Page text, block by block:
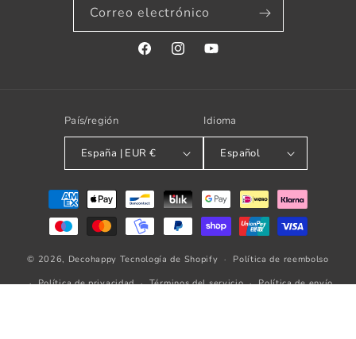
Correo electrónico
FacebookInstagramYouTube
País/región
España | EUR €
Idioma
Español
Formas
pago
© 2026, Decohappy Tecnología de Shopify
Política de reembolso
Política de privacidad
Términos del servicio
Política de envío